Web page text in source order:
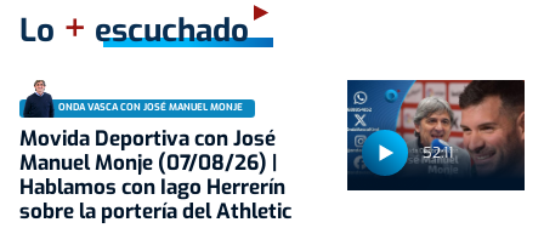
Lo + escuchado
52:11
ONDA VASCA CON JOSÉ MANUEL MONJE
Movida Deportiva con José
Manuel Monje (07/08/26) |
Hablamos con Iago Herrerín
sobre la portería del Athletic